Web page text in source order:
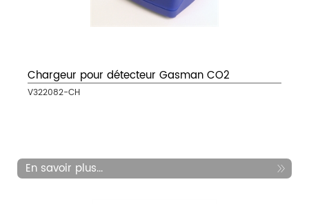
Chargeur pour détecteur Gasman CO2
V322082-CH
En savoir plus...